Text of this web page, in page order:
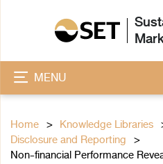
MENU
Home
Knowledge Libraries
Disclosure and Reporting
Non-financial Performance